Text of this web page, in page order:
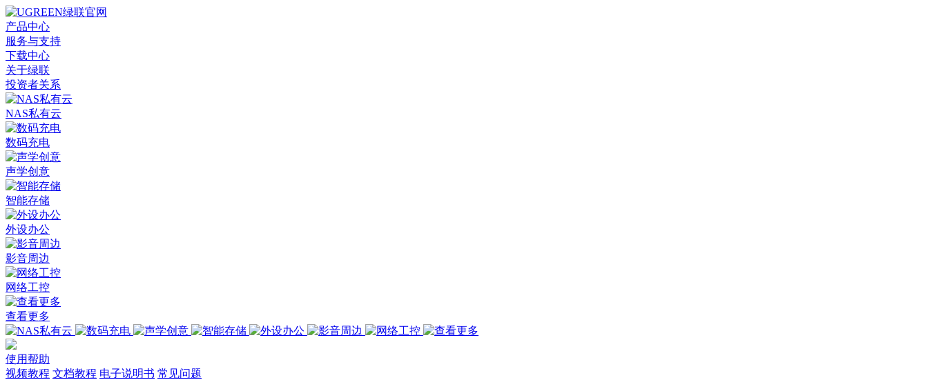
产品中心
服务与支持
下载中心
关于绿联
投资者关系
NAS私有云
数码充电
声学创意
智能存储
外设办公
影音周边
网络工控
查看更多
使用帮助
视频教程 文档教程 电子说明书 常见问题